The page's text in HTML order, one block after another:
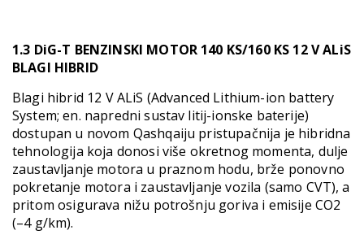
1.3 DiG-T BENZINSKI MOTOR 140 KS/160 KS 12 V ALiS
BLAGI HIBRID
Blagi hibrid 12 V ALiS (Advanced Lithium-ion battery
System; en. napredni sustav litij-ionske baterije)
dostupan u novom Qashqaiju pristupačnija je hibridna
tehnologija koja donosi više okretnog momenta, dulje
zaustavljanje motora u praznom hodu, brže ponovno
pokretanje motora i zaustavljanje vozila (samo CVT), a
pritom osigurava nižu potrošnju goriva i emisije CO2
(–4 g/km).